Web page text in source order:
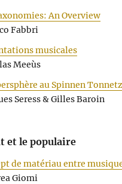
An Overview
Fabbri
musicales
Meeùs
au Spinnen
Seress & Gilles Baroin
et le populaire
de matériau entre
Giomi